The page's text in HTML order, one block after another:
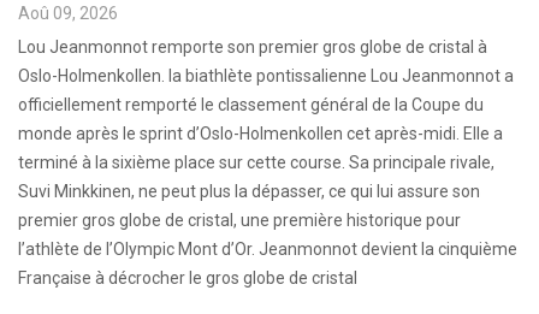
Aoû 09, 2026
Lou Jeanmonnot remporte son premier gros globe de cristal à
Oslo-Holmenkollen. la biathlète pontissalienne Lou Jeanmonnot a
officiellement remporté le classement général de la Coupe du
monde après le sprint d’Oslo-Holmenkollen cet après-midi. Elle a
terminé à la sixième place sur cette course. Sa principale rivale,
Suvi Minkkinen, ne peut plus la dépasser, ce qui lui assure son
premier gros globe de cristal, une première historique pour
l’athlète de l’Olympic Mont d’Or. Jeanmonnot devient la cinquième
Française à décrocher le gros globe de cristal